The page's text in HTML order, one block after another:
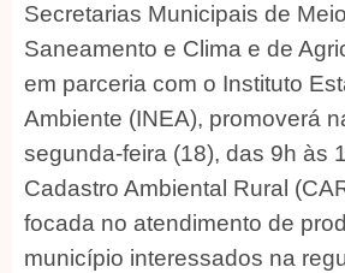
Secretarias Municipais de
Saneamento e Clima e de
em parceria com o Instituto
Ambiente (INEA), promoverá
segunda-feira (18), das 9h às
Cadastro Ambiental Rural
focada no atendimento de
município interessados na